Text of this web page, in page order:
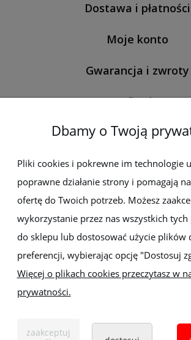
Dostawa i płatności
Moje konto
Gwarancja i zwroty
O firmie
Newsletter
Zapisz się do newslettera, aby być na
promocjami
Handlowa 1, 35-103
Tel:
+48 17 853 90 49 +48 668
Dbamy o Twoją
Pliki cookies i pokrewne im technologie
poprawne działanie strony i pomagają
ofertę do Twoich potrzeb. Możesz
wykorzystanie przez nas wszystkich
do sklepu lub dostosować użycie plików
preferencji, wybierając opcję "Dostosuj
Więcej o plikach cookies przeczytasz w
prywatności.
zaakceptuj